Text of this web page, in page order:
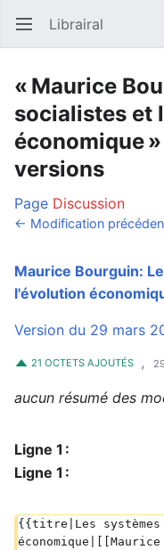
Ouvrir le menu principal Librairal
« Maurice
socialistes et
économique
versions
Page Discussion
← Modification
Maurice Bourguin:
l'évolution
Version du 29 mars
21 OCTETS AJOUTÉS ,
aucun résumé des
Ligne 1 :
Ligne 1 :
{{titre|Les